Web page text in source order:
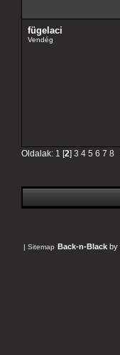
fügelaci
Vendég
Oldalak: 1 [2] 3 4 5 6 7 8
| Sitemap Back-n-Black by